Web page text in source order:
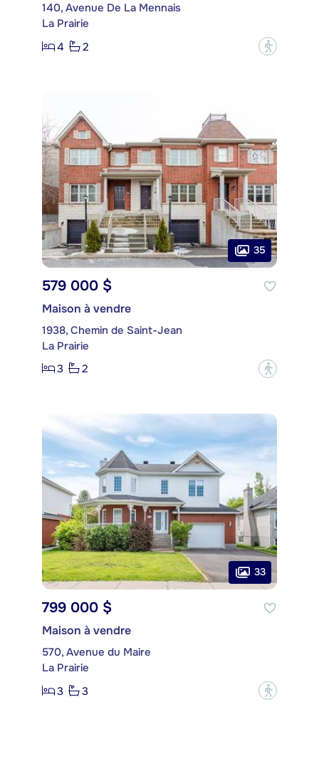
140, Avenue De La Mennais
La Prairie
4
2 ?
35
579 000 $
Maison à vendre
1938, Chemin de Saint-Jean
La Prairie
3
2 ?
33
799 000 $
Maison à vendre
570, Avenue du Maire
La Prairie
3
3 ?